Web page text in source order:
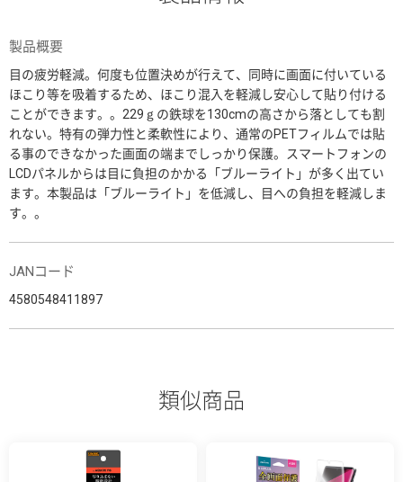
製品概要
目の疲労軽減。何度も位置決めが行えて、同時に画面に付いている
ほこり等を吸着するため、ほこり混入を軽減し安心して貼り付ける
ことができます。。229ｇの鉄球を130cmの高さから落としても割
れない。特有の弾力性と柔軟性により、通常のPETフィルムでは貼
る事のできなかった画面の端までしっかり保護。スマートフォンの
LCDパネルからは目に負担のかかる「ブルーライト」が多く出てい
ます。本製品は「ブルーライト」を低減し、目への負担を軽減しま
す。。
JANコード
4580548411897
類似商品